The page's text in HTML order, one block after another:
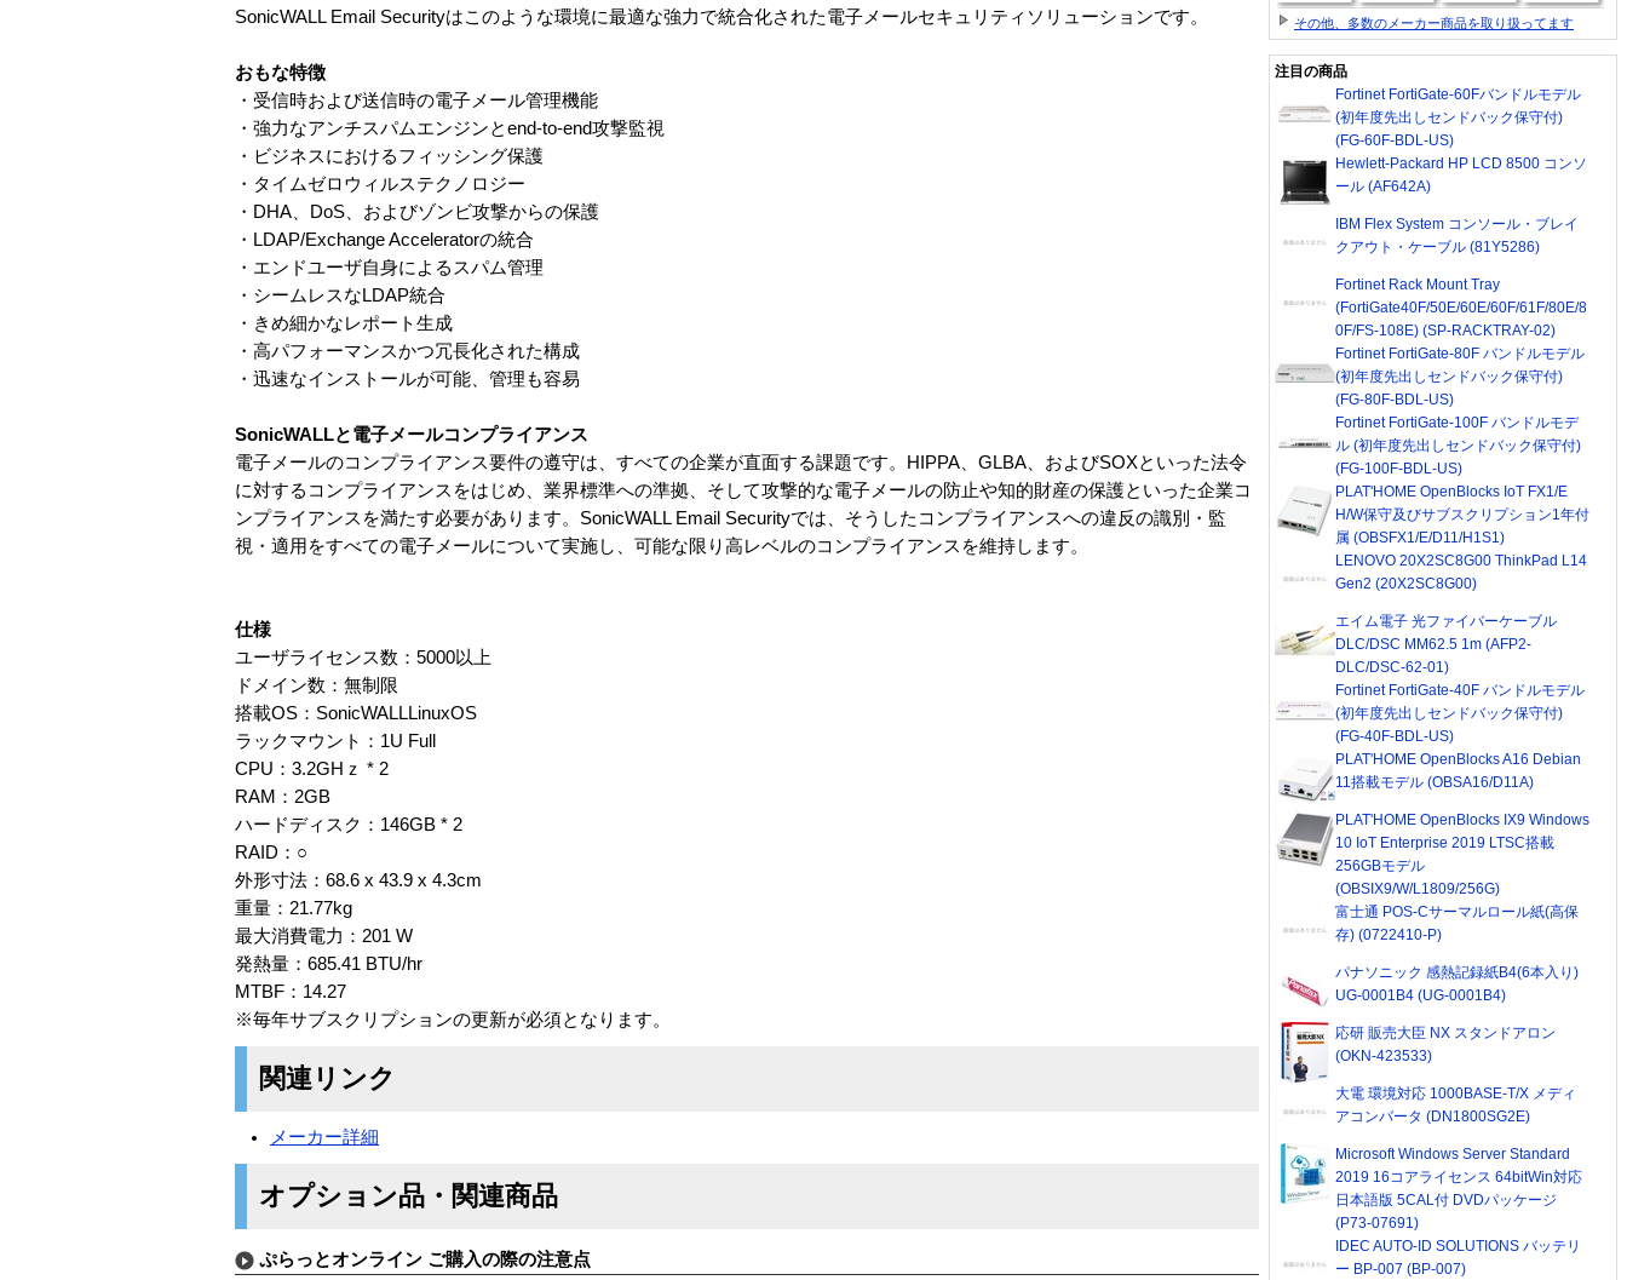
SonicWALL Email Securityはこのような環境に最適な強力で統合化された電子メールセキュリティソリューションです。
おもな特徴
・受信時および送信時の電子メール管理機能
・強力なアンチスパムエンジンとend-to-end攻撃監視
・ビジネスにおけるフィッシング保護
・タイムゼロウィルステクノロジー
・DHA、DoS、およびゾンビ攻撃からの保護
・LDAP/Exchange Acceleratorの統合
・エンドユーザ自身によるスパム管理
・シームレスなLDAP統合
・きめ細かなレポート生成
・高パフォーマンスかつ冗長化された構成
・迅速なインストールが可能、管理も容易
SonicWALLと電子メールコンプライアンス
電子メールのコンプライアンス要件の遵守は、すべての企業が直面する課題です。HIPPA、GLBA、およびSOXといった法令
に対するコンプライアンスをはじめ、業界標準への準拠、そして攻撃的な電子メールの防止や知的財産の保護といった企業コ
ンプライアンスを満たす必要があります。SonicWALL Email Securityでは、そうしたコンプライアンスへの違反の識別・監
視・適用をすべての電子メールについて実施し、可能な限り高レベルのコンプライアンスを維持します。
仕様
ユーザライセンス数：5000以上
ドメイン数：無制限
搭載OS：SonicWALLLinuxOS
ラックマウント：1U Full
CPU：3.2GHｚ * 2
RAM：2GB
ハードディスク：146GB * 2
RAID：○
外形寸法：68.6 x 43.9 x 4.3cm
重量：21.77kg
最大消費電力：201 W
発熱量：685.41 BTU/hr
MTBF：14.27
※毎年サブスクリプションの更新が必須となります。
関連リンク
メーカー詳細
オプション品・関連商品
ぷらっとオンライン ご購入の際の注意点
その他、多数のメーカー商品を取り扱ってます
注目の商品
Fortinet FortiGate-60Fバンドルモデル
(初年度先出しセンドバック保守付)
(FG-60F-BDL-US)
Hewlett-Packard HP LCD 8500 コンソ
ール (AF642A)
IBM Flex System コンソール・ブレイ
クアウト・ケーブル (81Y5286)
Fortinet Rack Mount Tray
(FortiGate40F/50E/60E/60F/61F/80E/8
0F/FS-108E) (SP-RACKTRAY-02)
Fortinet FortiGate-80F バンドルモデル
(初年度先出しセンドバック保守付)
(FG-80F-BDL-US)
Fortinet FortiGate-100F バンドルモデ
ル (初年度先出しセンドバック保守付)
(FG-100F-BDL-US)
PLAT'HOME OpenBlocks IoT FX1/E
H/W保守及びサブスクリプション1年付
属 (OBSFX1/E/D11/H1S1)
LENOVO 20X2SC8G00 ThinkPad L14
Gen2 (20X2SC8G00)
エイム電子 光ファイバーケーブル
DLC/DSC MM62.5 1m (AFP2-
DLC/DSC-62-01)
Fortinet FortiGate-40F バンドルモデル
(初年度先出しセンドバック保守付)
(FG-40F-BDL-US)
PLAT'HOME OpenBlocks A16 Debian
11搭載モデル (OBSA16/D11A)
PLAT'HOME OpenBlocks IX9 Windows
10 IoT Enterprise 2019 LTSC搭載
256GBモデル
(OBSIX9/W/L1809/256G)
富士通 POS-Cサーマルロール紙(高保
存) (0722410-P)
パナソニック 感熱記録紙B4(6本入り)
UG-0001B4 (UG-0001B4)
応研 販売大臣 NX スタンドアロン
(OKN-423533)
大電 環境対応 1000BASE-T/X メディ
アコンバータ (DN1800SG2E)
Microsoft Windows Server Standard
2019 16コアライセンス 64bitWin対応
日本語版 5CAL付 DVDパッケージ
(P73-07691)
IDEC AUTO-ID SOLUTIONS バッテリ
ー BP-007 (BP-007)